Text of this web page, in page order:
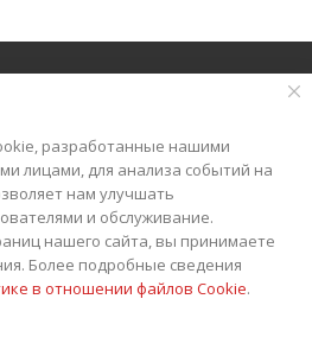
В корзину
БЛОГ КОНТАКТЫ
75-45
разработанные нашими
лицами, для анализа событий на
нам улучшать
и обслуживание.
нашего сайта, вы принимаете
Более подробные сведения
в отношении файлов Cookie.